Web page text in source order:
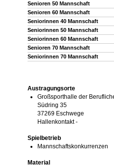
Senioren 50 Mannschaft
Senioren 60 Mannschaft
Seniorinnen 40 Mannschaft
Seniorinnen 50 Mannschaft
Seniorinnen 60 Mannschaft
Senioren 70 Mannschaft
Seniorinnen 70 Mannschaft
Austragungsorte
Großsporthalle der
Südring 35
37269 Eschwege
Hallenkontakt -
Spielbetrieb
Mannschaftskonkurrenzen
Material